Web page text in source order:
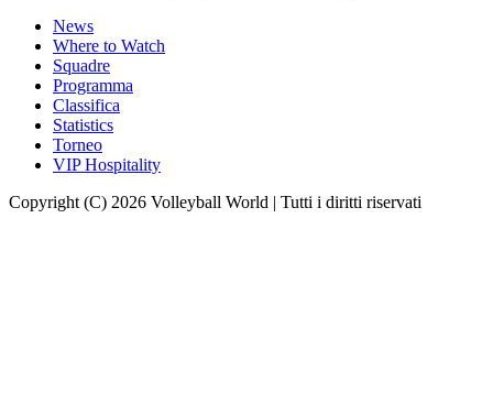
News
Where to Watch
Squadre
Programma
Classifica
Statistics
Torneo
VIP Hospitality
Copyright (C) 2026 Volleyball World | Tutti i diritti riservati